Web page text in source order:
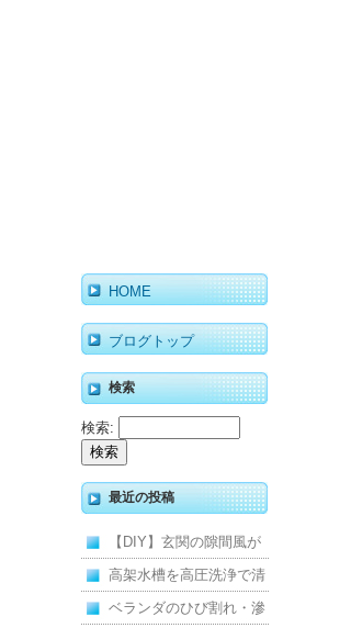
HOME
ブログトップ
検索
検索:
最近の投稿
【DIY】玄関の隙間風が
寒くて断熱ドアに交換し
ました
高架水槽を高圧洗浄で清
掃！衛生的な給水環境を
ベランダのひび割れ・滲